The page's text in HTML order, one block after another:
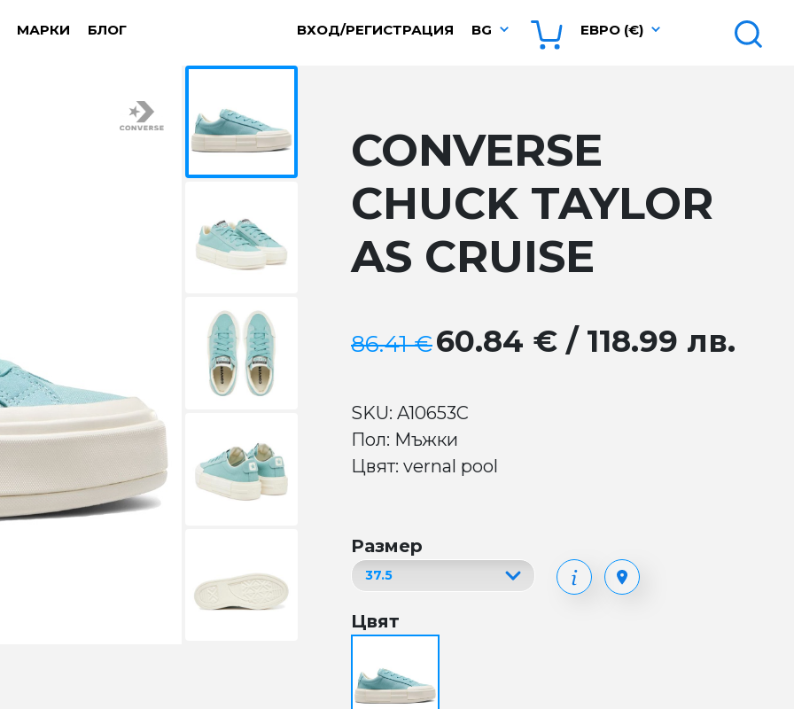
МАРКИ БЛОГ ВХОД/РЕГИСТРАЦИЯ BG ЕВРО (€)
CONVERSE
CHUCK TAYLOR
AS CRUISE
86.41 €60.84 € / 118.99 лв.
SKU: A10653C
Пол: Мъжки
Цвят: vernal pool
Размер
Цвят